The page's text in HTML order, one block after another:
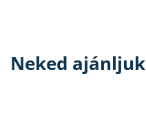
Neked ajánljuk